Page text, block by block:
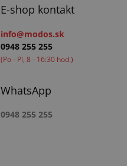
E-shop kontakt
info@modos.sk
0948 255 255
(Po - Pi, 8 - 16:30 hod.)
WhatsApp
0948 255 255